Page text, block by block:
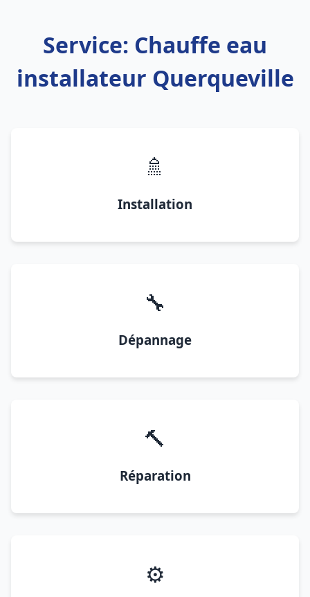
Service: Chauffe eau
installateur Querqueville
🚿
Installation
🔧
Dépannage
🔨
Réparation
⚙️